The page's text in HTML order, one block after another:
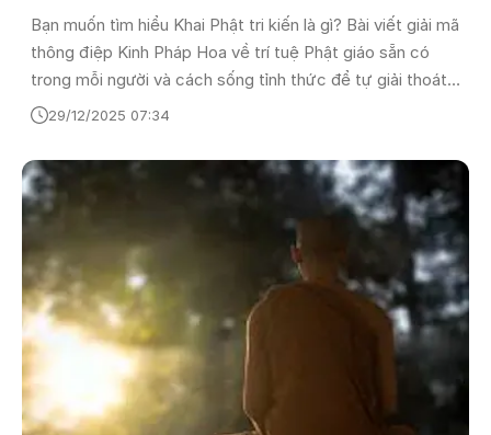
Bạn muốn tìm hiểu Khai Phật tri kiến là gì? Bài viết giải mã
thông điệp Kinh Pháp Hoa về trí tuệ Phật giáo sẵn có
trong mỗi người và cách sống tỉnh thức để tự giải thoát
khỏi phiền não.
29/12/2025 07:34